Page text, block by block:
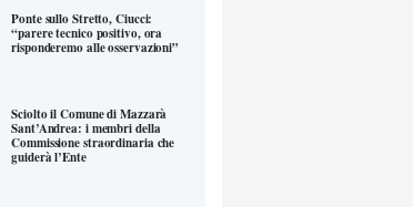
Ponte sullo Stretto, Ciucci:
“parere tecnico positivo, ora
risponderemo alle osservazioni”
Sciolto il Comune di Mazzarà
Sant’Andrea: i membri della
Commissione straordinaria che
guiderà l’Ente